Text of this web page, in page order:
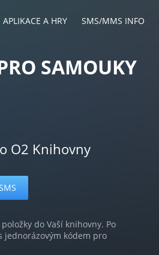
APLIKACE A HRY SMS/MMS INFO
SAMOUKY
O2 Knihovny
do Vaší knihovny. Po
jednorázovým kódem pro